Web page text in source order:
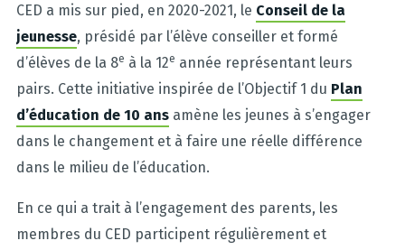
CED a mis sur pied, en 2020-2021, le Conseil de la
jeunesse, présidé par l’élève conseiller et formé
d’élèves de la 8e à la 12e année représentant leurs
pairs. Cette initiative inspirée de l’Objectif 1 du Plan
d’éducation de 10 ansamène les jeunes à s’engager
dans le changement et à faire une réelle différence
dans le milieu de l’éducation.
En ce qui a trait à l’engagement des parents, les
membres du CED participent régulièrement et